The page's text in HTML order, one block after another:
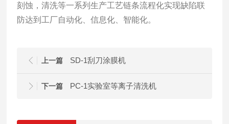
刻蚀，清洗等一系列生产工艺链条流程化实现缺陷联
防达到工厂自动化、信息化、智能化。
上一篇 SD-1刮刀涂膜机
下一篇 PC-1实验室等离子清洗机